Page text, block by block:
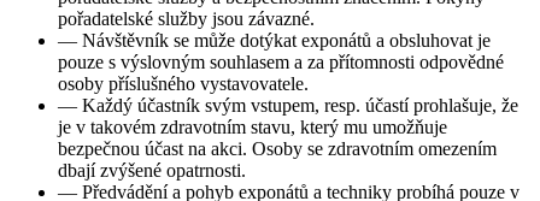
pořadatelské služby jsou závazné.
— Návštěvník se může dotýkat exponátů a obsluhovat je
pouze s výslovným souhlasem a za přítomnosti odpovědné
osoby příslušného vystavovatele.
— Každý účastník svým vstupem, resp. účastí prohlašuje, že
je v takovém zdravotním stavu, který mu umožňuje
bezpečnou účast na akci. Osoby se zdravotním omezením
dbají zvýšené opatrnosti.
— Předvádění a pohyb exponátů a techniky probíhá pouze v